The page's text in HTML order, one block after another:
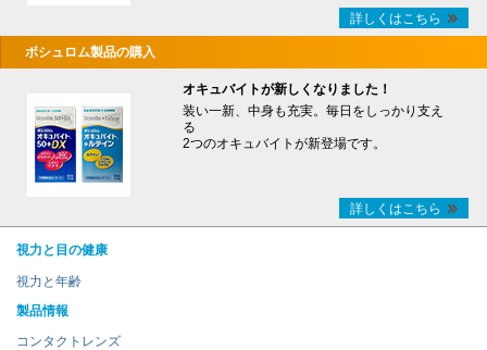
詳しくはこちら
ボシュロム製品の購入
オキュバイトが新しくなりました！
装い一新、中身も充実。毎日をしっかり支え
る
2つのオキュバイトが新登場です。
詳しくはこちら
視力と目の健康
視力と年齢
製品情報
コンタクトレンズ